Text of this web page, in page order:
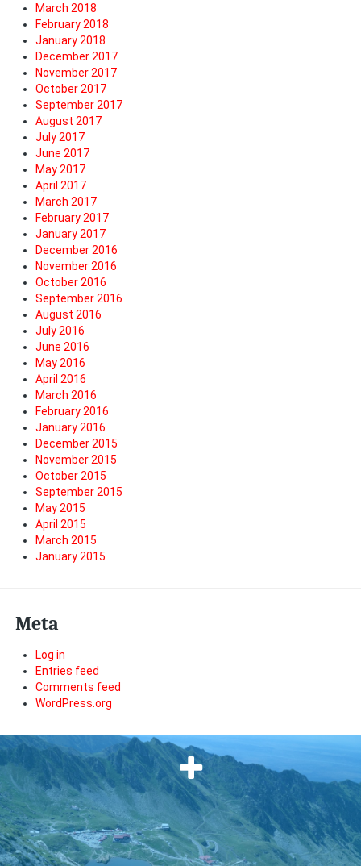
March 2018
February 2018
January 2018
December 2017
November 2017
October 2017
September 2017
August 2017
July 2017
June 2017
May 2017
April 2017
March 2017
February 2017
January 2017
December 2016
November 2016
October 2016
September 2016
August 2016
July 2016
June 2016
May 2016
April 2016
March 2016
February 2016
January 2016
December 2015
November 2015
October 2015
September 2015
May 2015
April 2015
March 2015
January 2015
Meta
Log in
Entries feed
Comments feed
WordPress.org